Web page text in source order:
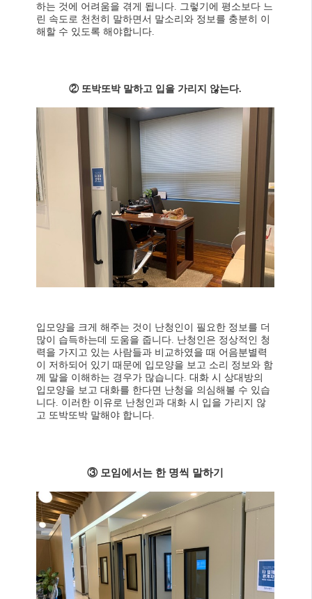
하는 것에 어려움을 겪게 됩니다. 그렇기에 평소보다 느
린 속도로 천천히 말하면서 말소리와 정보를 충분히 이
해할 수 있도록 해야합니다.
② 또박또박 말하고 입을 가리지 않는다.
입모양을 크게 해주는 것이 난청인이 필요한 정보를 더
많이 습득하는데 도움을 줍니다. 난청인은 정상적인 청
력을 가지고 있는 사람들과 비교하였을 때 어음분별력
이 저하되어 있기 때문에 입모양을 보고 소리 정보와 함
께 말을 이해하는 경우가 많습니다. 대화 시 상대방의
입모양을 보고 대화를 한다면 난청을 의심해볼 수 있습
니다. 이러한 이유로 난청인과 대화 시 입을 가리지 않
고 또박또박 말해야 합니다.
③ 모임에서는 한 명씩 말하기